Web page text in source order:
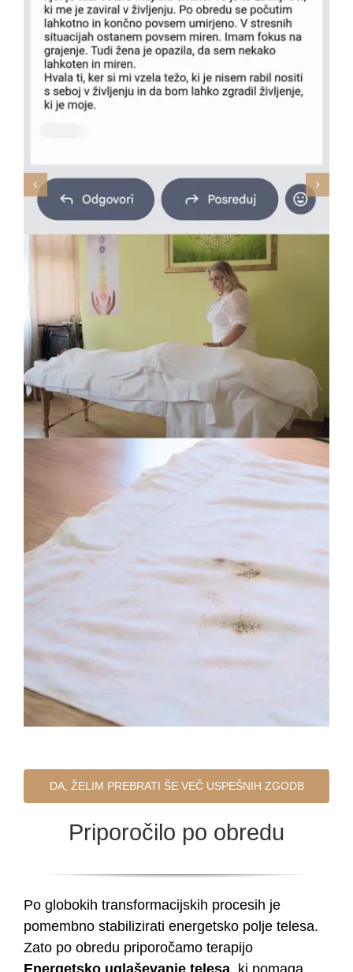
DA, ŽELIM PREBRATI ŠE VEČ USPEŠNIH ZGODB
Priporočilo po obredu
Po globokih transformacijskih procesih je
pomembno stabilizirati energetsko polje telesa.
Zato po obredu priporočamo terapijo
Energetsko uglaševanje telesa , ki pomaga